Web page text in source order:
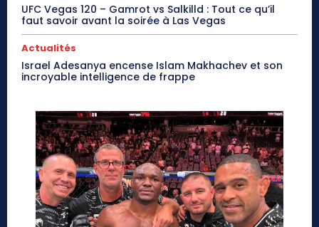
UFC Vegas 120 – Gamrot vs Salkilld : Tout ce qu’il
faut savoir avant la soirée à Las Vegas
Actualités
Israel Adesanya encense Islam Makhachev et son
incroyable intelligence de frappe